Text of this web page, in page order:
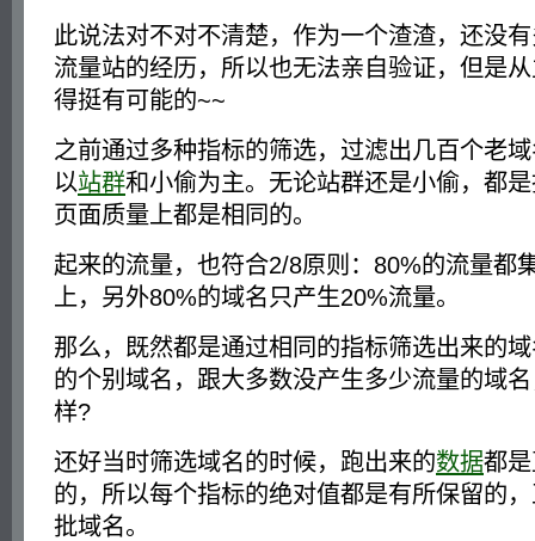
此说法对不对不清楚，作为一个渣渣，还没
流量站的经历，所以也无法亲自验证，但是
得挺有可能的~~
之前通过多种指标的筛选，过滤出几百个老
以站群和小偷为主。无论站群还是小偷，都
页面质量上都是相同的。
起来的流量，也符合2/8原则：80%的流量都
上，另外80%的域名只产生20%流量。
那么，既然都是通过相同的指标筛选出来的
的个别域名，跟大多数没产生多少流量的域
样?
还好当时筛选域名的时候，跑出来的数据都
的，所以每个指标的绝对值都是有所保留的
批域名。